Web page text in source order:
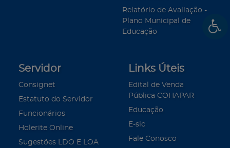
Relatório de Avaliação -
Plano Municipal de
Educação
Servidor
Consignet
Estatuto do Servidor
Funcionários
Holerite Online
Sugestões LDO E LOA
Links Úteis
Edital de Venda
Pública COHAPAR
Educação
E-sic
Fale Conosco